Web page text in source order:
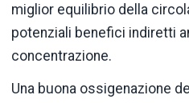
miglior equilibrio della
potenziali benefici indiretti
concentrazione.
Una buona ossigenazione